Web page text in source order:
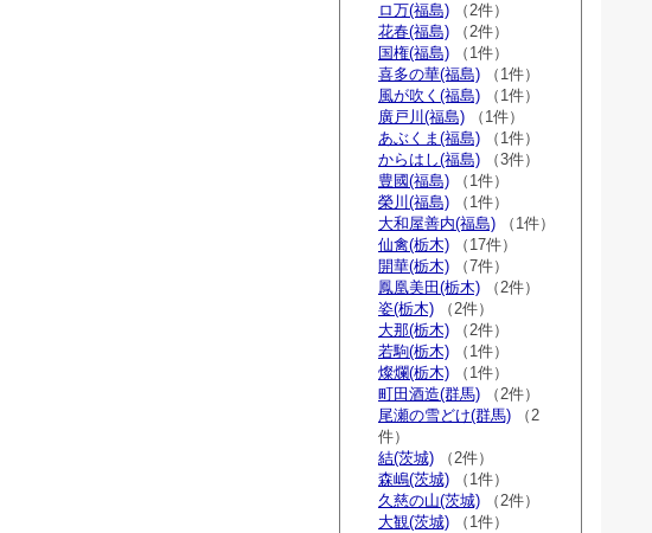
ロ万(福島) （2件）
花春(福島) （2件）
国権(福島) （1件）
喜多の華(福島) （1件）
風が吹く(福島) （1件）
廣戸川(福島) （1件）
あぶくま(福島) （1件）
からはし(福島) （3件）
豊國(福島) （1件）
榮川(福島) （1件）
大和屋善内(福島) （1件）
仙禽(栃木) （17件）
開華(栃木) （7件）
鳳凰美田(栃木) （2件）
姿(栃木) （2件）
大那(栃木) （2件）
若駒(栃木) （1件）
燦爛(栃木) （1件）
町田酒造(群馬) （2件）
尾瀬の雪どけ(群馬) （2
件）
結(茨城) （2件）
森嶋(茨城) （1件）
久慈の山(茨城) （2件）
大観(茨城) （1件）